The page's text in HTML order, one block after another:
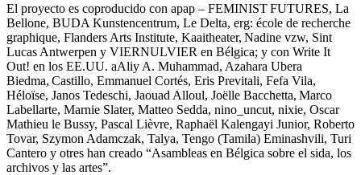
El proyecto es coproducido con apap – FEMINIST FUTURES, La
Bellone, BUDA Kunstencentrum, Le Delta, erg: école de recherche
graphique, Flanders Arts Institute, Kaaitheater, Nadine vzw, Sint
Lucas Antwerpen y VIERNULVIER en Bélgica; y con Write It
Out! en los EE.UU. aAliy A. Muhammad, Azahara Ubera
Biedma, Castillo, Emmanuel Cortés, Eris Previtali, Fefa Vila,
Héloïse, Janos Tedeschi, Jaouad Alloul, Joëlle Bacchetta, Marco
Labellarte, Marnie Slater, Matteo Sedda, nino_uncut, nixie, Oscar
Mathieu le Bussy, Pascal Lièvre, Raphaël Kalengayi Junior, Roberto
Tovar, Szymon Adamczak, Talya, Tengo (Tamila) Eminashvili, Turi
Cantero y otres han creado “Asambleas en Bélgica sobre el sida, los
archivos y las artes”.